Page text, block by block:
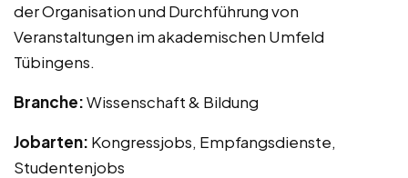
der Organisation und Durchführung von
Veranstaltungen im akademischen Umfeld
Tübingens.
Branche:Wissenschaft & Bildung
Jobarten: Kongressjobs, Empfangsdienste,
Studentenjobs